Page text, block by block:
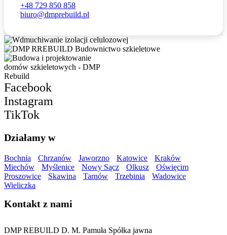
+48 729 850 858
biuro@dmprebuild.pl
Facebook
Instagram
TikTok
Działamy w
Bochnia Chrzanów Jaworzno Katowice
Kraków
Miechów
Myślenice Nowy Sącz Olkusz
Oświęcim
Proszowice
Skawina Tarnów Trzebinia
Wadowice
Wieliczka
Kontakt z nami
DMP REBUILD D. M. Pamuła Spółka jawna